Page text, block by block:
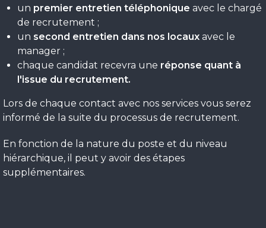
un premier entretien téléphonique avec le chargé
de recrutement ;
un second entretien dans nos locaux avec le
manager ;
chaque candidat recevra une réponse quant à
l'issue du recrutement.
Lors de chaque contact avec nos services vous serez
informé de la suite du processus de recrutement.
En fonction de la nature du poste et du niveau
hiérarchique, il peut y avoir des étapes
supplémentaires.